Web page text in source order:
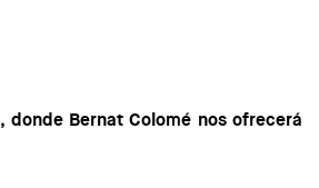
, donde Bernat Colomé nos ofrecerá